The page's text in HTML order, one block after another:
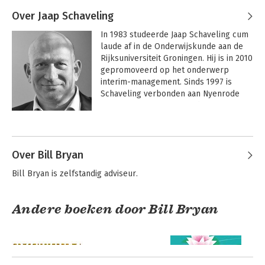
Over Jaap Schaveling
In 1983 studeerde Jaap Schaveling cum
laude af in de Onderwijskunde aan de
Rijksuniversiteit Groningen. Hij is in 2010
gepromoveerd op het onderwerp
interim-management. Sinds 1997 is
Schaveling verbonden aan Nyenrode
draad in Schavelings loopbaan. Zijn
bal zijn die door onze persoonlijke-,
groeps-, organisatie- en
omgevingsdynamieken gespeeld wordt
Over Bill Bryan
Bill Bryan is zelfstandig adviseur.
Andere boeken door Bill Bryan